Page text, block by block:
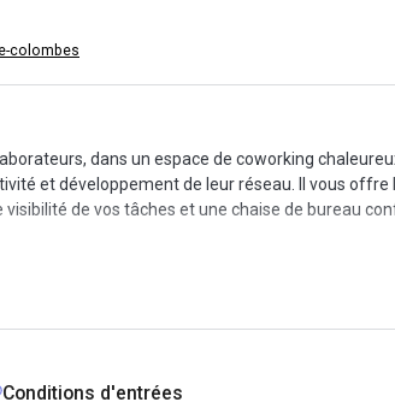
colombes
dans un espace de coworking
et développement de leur réseau. Il vous
de vos tâches et une chaise de bureau
vos appels téléphoniques et profitez d'un
Le quartier propose également des
une visite de cet espace.
Conditions d'entrées